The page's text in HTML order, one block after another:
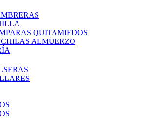
QUITAMIEDOS
ALMUERZO